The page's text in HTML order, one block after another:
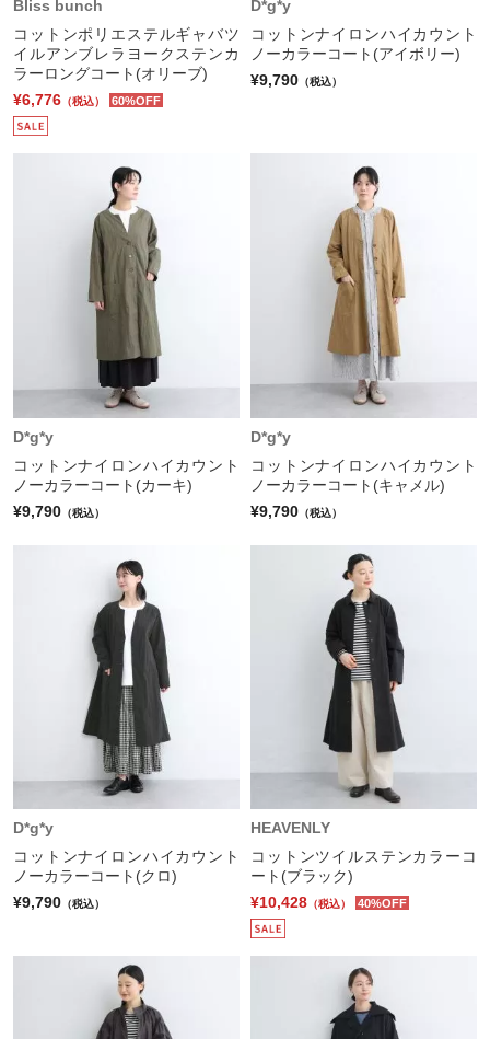
Bliss bunch
コットンポリエステルギャバツ
イルアンブレラヨークステンカ
ラーロングコート(オリーブ)
¥6,776 （税込） 60%OFF
D*g*y
コットンナイロンハイカウント
ノーカラーコート(アイボリー)
¥9,790 （税込）
D*g*y
コットンナイロンハイカウント
ノーカラーコート(カーキ)
¥9,790 （税込）
D*g*y
コットンナイロンハイカウント
ノーカラーコート(キャメル)
¥9,790 （税込）
D*g*y
コットンナイロンハイカウント
ノーカラーコート(クロ)
¥9,790 （税込）
HEAVENLY
コットンツイルステンカラーコ
ート(ブラック)
¥10,428 （税込） 40%OFF